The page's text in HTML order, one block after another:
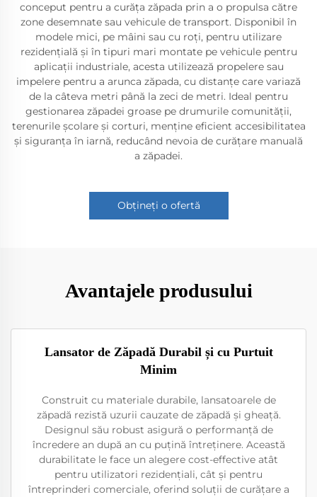
conceput pentru a curăța zăpada prin a o propulsa către
zone desemnate sau vehicule de transport. Disponibil în
modele mici, pe mâini sau cu roți, pentru utilizare
rezidențială și în tipuri mari montate pe vehicule pentru
aplicații industriale, acesta utilizează propelere sau
impelere pentru a arunca zăpada, cu distanțe care variază
de la câteva metri până la zeci de metri. Ideal pentru
gestionarea zăpadei groase pe drumurile comunității,
terenurile școlare și corturi, menține eficient accesibilitatea
și siguranța în iarnă, reducând nevoia de curățare manuală
a zăpadei.
Obțineți o ofertă
Avantajele produsului
Lansator de Zăpadă Durabil și cu Purtuit
Minim
Construit cu materiale durabile, lansatoarele de
zăpadă rezistă uzurii cauzate de zăpadă și gheață.
Designul său robust asigură o performanță de
încredere an după an cu puțină întreținere. Această
durabilitate le face un alegere cost-effective atât
pentru utilizatori rezidențiali, cât și pentru
întreprinderi comerciale, oferind soluții de curățare a